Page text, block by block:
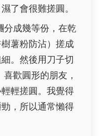
了會很難搓圓。
分成幾等份，在乾
薯粉防沾）搓成
。然後用刀子切
歡圓形的朋友，
輕搓圓。我覺得
，所以通常懶得